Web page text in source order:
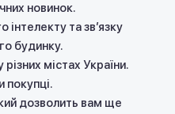
новинок.
та звʼязку
будинку.
містах України.
дозволить вам ще